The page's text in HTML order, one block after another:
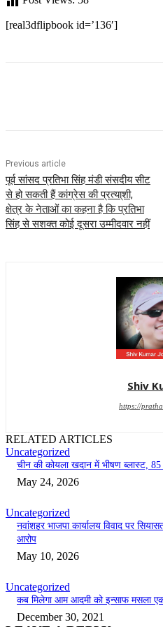
[real3dflipbook id=’136′]
Previous article
पूर्व सांसद प्रतिभा सिंह मंडी संसदीय सीट
से हो सकती हैं कांग्रेस की प्रत्या्शी,
क्षेत्र के नेताओं का कहना है कि प्रतिभा
सिंह से सशक्त कोई दूसरा उम्मीदवार नहीं
Shiv
https://
RELATED ARTICLES
Uncategorized
चीन की कोयला खदान में भीषण ब्लास्ट, 85
May 24, 2026
Uncategorized
नवांशहर भाजपा कार्यालय विवाद पर
आरोप
May 10, 2026
Uncategorized
कब मिलेगा आम आदमी को इन्साफ मसला
December 30, 2021